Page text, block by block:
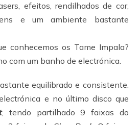
efeitos, rendilhados de cor,
e um ambiente bastante
conhecemos os Tame Impala?
com um banho de electrónica.
equilibrado e consistente.
e no último disco que
, tendo partilhado 9 faixas do